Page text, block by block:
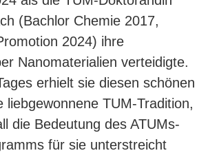
(Bachlor Chemie 2017,
2024) ihre
Nanomaterialien verteidigte.
erhielt sie diesen schönen
liebgewonnene TUM-Tradition,
die Bedeutung des ATUMs-
für sie unterstreicht